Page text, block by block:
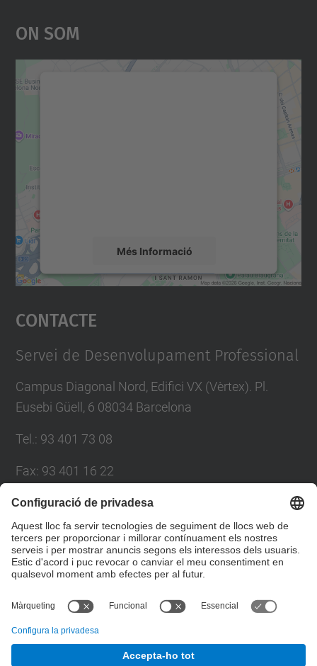
On Som
Més Informació
Accepta
powered by
Contacte
Servei de Desenvolupament Professional
Campus Diagonal Nord, Edifici VX (Vèrtex). Pl.
Eusebi Güell, 6 08034 Barcelona
Tel. : 93 401 73 08
Fax: 93 401 16 22
E-mail:sdp.formacio@upc.edu
Directori UPC
Formulari de contacte
© UPCServei de Desenvolupament Professional. SDP.